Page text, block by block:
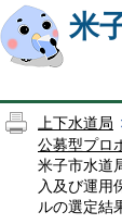
米
上下水道局
公募型プロ
米子市水道
入及び運用
ルの選定結